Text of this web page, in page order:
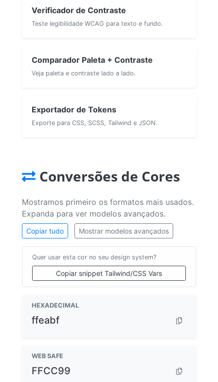
Verificador de Contraste
Teste legibilidade WCAG para texto e fundo.
Comparador Paleta + Contraste
Veja paleta e contraste lado a lado.
Exportador de Tokens
Exporte para CSS, SCSS, Tailwind e JSON.
Conversões de Cores
Mostramos primeiro os formatos mais usados.
Expanda para ver modelos avançados.
Copiar tudo Mostrar modelos avançados
Quer usar esta cor no seu design system?
Copiar snippet Tailwind/CSS Vars
HEXADECIMAL
ffeabf
WEB SAFE
FFCC99